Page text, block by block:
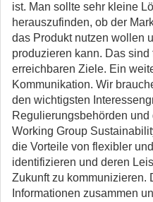
ist. Man sollte sehr kleine
herauszufinden, ob der
das Produkt nutzen wollen
produzieren kann. Das
erreichbaren Ziele. Ein
Kommunikation. Wir
den wichtigsten
Regulierungsbehörden
Working Group
die Vorteile von flexibler
identifizieren und deren
Zukunft zu kommunizieren.
Informationen zusammen